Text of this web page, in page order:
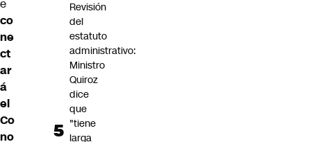
e
co
ne
ct
ar
á
el
Co
no
Revisión
del
estatuto
administrativo:
Ministro
Quiroz
dice
que
"tiene
larga